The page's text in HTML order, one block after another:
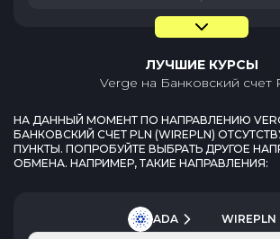
ЛУЧШИЕ КУРСЫ
Verge на Банковский счет
НА ДАННЫЙ МОМЕНТ ПО НАПРАВЛЕНИЮ
БАНКОВСКИЙ СЧЕТ PLN (WIREPLN)
ПУНКТЫ. ПОПРОБУЙТЕ ВЫБРАТЬ ДРУГОЕ
ОБМЕНА. НАПРИМЕР, ТАКИЕ НАПРАВЛЕНИЯ:
ADA WIREPLN